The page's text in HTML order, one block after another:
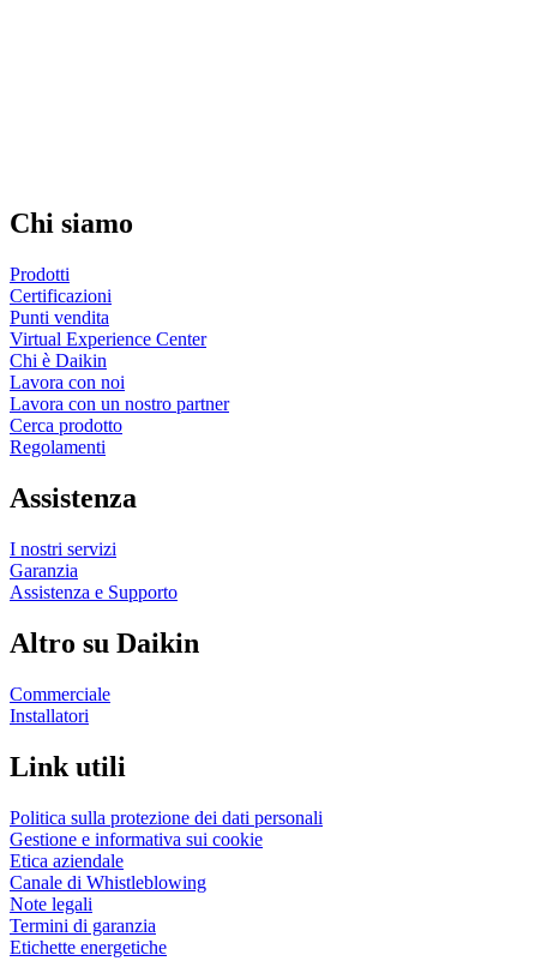
Chi siamo
Prodotti
Certificazioni
Punti vendita
Virtual Experience Center
Chi è Daikin
Lavora con noi
Lavora con un nostro partner
Cerca prodotto
Regolamenti
Assistenza
I nostri servizi
Garanzia
Assistenza e Supporto
Altro su Daikin
Commerciale
Installatori
Link utili
Politica sulla protezione dei dati personali
Gestione e informativa sui cookie
Etica aziendale
Canale di Whistleblowing
Note legali
Termini di garanzia
Etichette energetiche